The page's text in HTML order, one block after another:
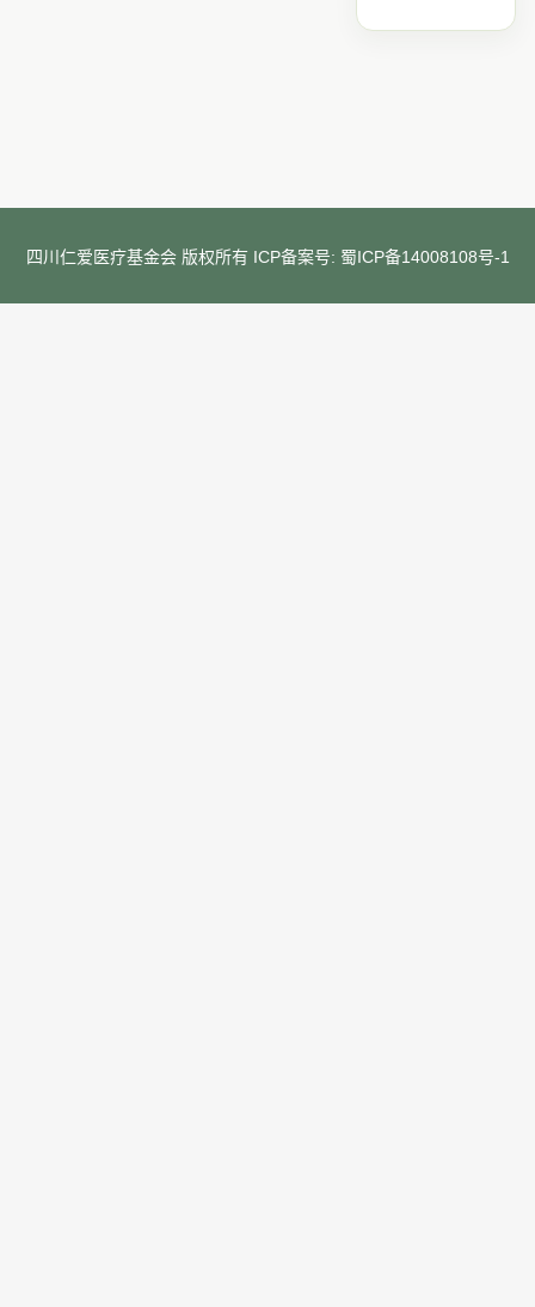
四川仁爱医疗基金会 版权所有 ICP备案号: 蜀ICP备14008108号-1